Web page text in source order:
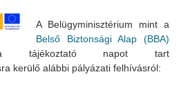
A Belügyminisztérium mint a
Belső Biztonsági Alap (BBA)
tájékoztató napot tart
kerülő alábbi pályázati felhívásról: